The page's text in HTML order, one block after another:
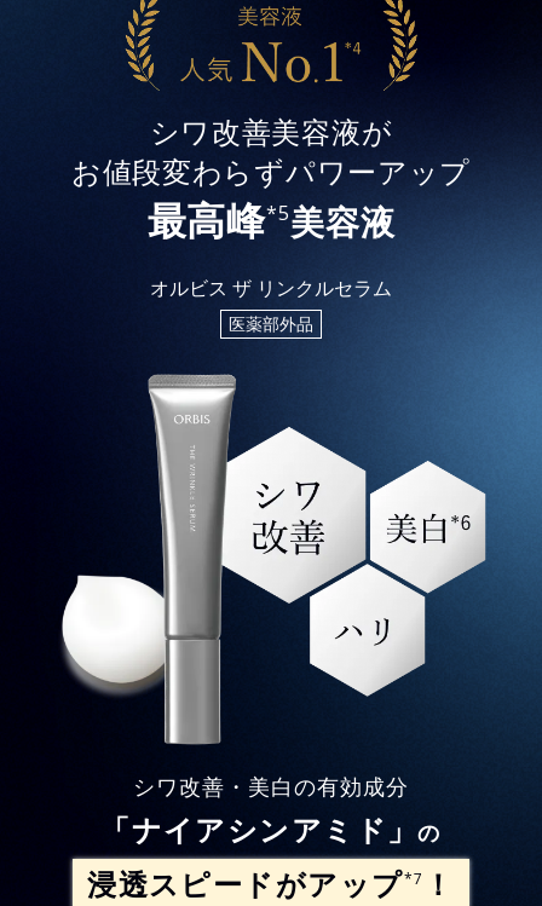
シワ改善美容液が
お値段変わらずパワーアップ
最高峰*5美容液
オルビス ザ リンクルセラム
医薬部外品
シワ改善・美白の有効成分
「ナイアシンアミド」の
浸透スピードがアップ*7 ！